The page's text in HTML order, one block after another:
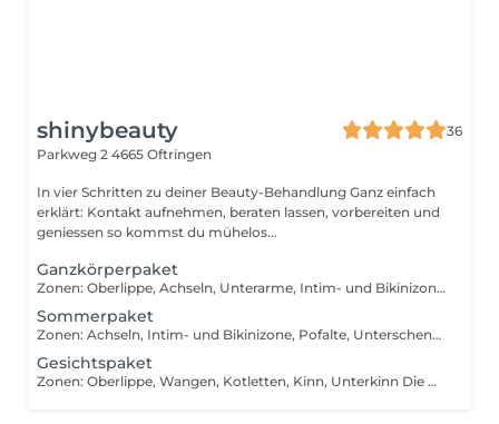
shinybeauty
36
Parkweg 2 4665 Oftringen
In vier Schritten zu deiner Beauty-Behandlung Ganz einfach
erklärt: Kontakt aufnehmen, beraten lassen, vorbereiten und
geniessen so kommst du mühelos...
Ganzkörperpaket
Zonen: Oberlippe, Achseln, Unterarme, Intim- und Bikinizone, Pofalte, Beine Die Diodenlaser Haarentfernung nutzt moderne Technologie zur gezielten und sicheren Reduktion unerwünschter Haare. Der Diodenlaser eignet sich für jeden Hauttyp und auch für feinere Haare. Ein optimiertes Kühlsystem sorgt für hohen Komfort und angenehme Verträglichkeit. Die Behandlung führt zu einem glatteren, gleichmässigeren Hautbild, das sich mit jeder Sitzung weiter verbessert. Durch die langjährige technische Entwicklung bietet die Methode zuverlässige Ergebnisse und hohe Sicherheit.
Sommerpaket
Zonen: Achseln, Intim- und Bikinizone, Pofalte, Unterschenkel Die Diodenlaser Haarentfernung nutzt moderne Technologie zur gezielten und sicheren Reduktion unerwünschter Haare. Der Diodenlaser eignet sich für jeden Hauttyp und auch für feinere Haare. Ein optimiertes Kühlsystem sorgt für hohen Komfort und angenehme Verträglichkeit. Die Behandlung führt zu einem glatteren, gleichmässigeren Hautbild, das sich mit jeder Sitzung weiter verbessert. Durch die langjährige technische Entwicklung bietet die Methode zuverlässige Ergebnisse und hohe Sicherheit.
Gesichtspaket
Zonen: Oberlippe, Wangen, Kotletten, Kinn, Unterkinn Die Diodenlaser Haarentfernung nutzt moderne Technologie zur gezielten und sicheren Reduktion unerwünschter Haare. Der Diodenlaser eignet sich für jeden Hauttyp und auch für feinere Haare. Ein optimiertes Kühlsystem sorgt für hohen Komfort und angenehme Verträglichkeit. Die Behandlung führt zu einem glatteren, gleichmässigeren Hautbild, das sich mit jeder Sitzung weiter verbessert. Durch die langjährige technische Entwicklung bietet die Methode zuverlässige Ergebnisse und hohe Sicherheit.